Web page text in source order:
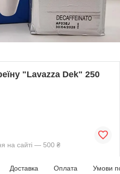
"Lavazza Dek" 250
на сайті — 500 ₴
Доставка Оплата Умови